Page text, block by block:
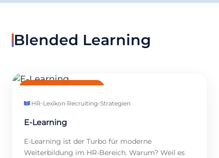
Blended Learning
HR-Lexikon·Recruiting-Strategien
E-Learning
E-Learning ist der Turbo für moderne
Weiterbildung im HR-Bereich. Warum? Weil es